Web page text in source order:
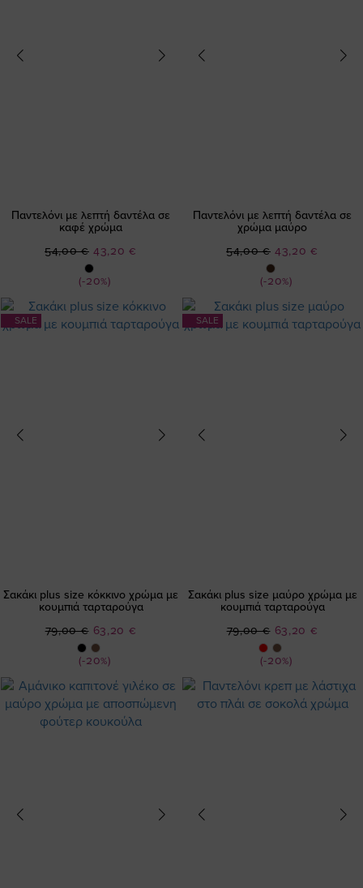
Παντελόνι με λεπτή δαντέλα σε
καφέ χρώμα
(-20%)
Ειδική
Τιμή
43,20 €
54,00 €
Παντελόνι με λεπτή δαντέλα σε
χρώμα μαύρο
(-20%)
Ειδική
Τιμή
43,20 €
54,00 €
SALE
Σακάκι plus size κόκκινο χρώμα με
κουμπιά ταρταρούγα
(-20%)
Ειδική
Τιμή
63,20 €
79,00 €
SALE
Σακάκι plus size μαύρο χρώμα με
κουμπιά ταρταρούγα
(-20%)
Ειδική
Τιμή
63,20 €
79,00 €